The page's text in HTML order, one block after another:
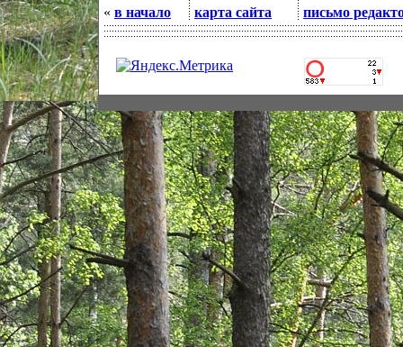
« в начало карта сайта письмо